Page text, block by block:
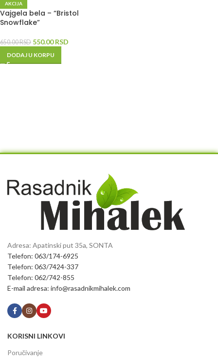
AKCIJA
Vajgela bela – “Bristol
Snowflake”
650.00RSD 550.00RSD
DODAJ U KORPU
Adresa: Apatinski put 35a, SONTA
Telefon: 063/174-6925
Telefon: 063/7424-337
Telefon: 062/742-855
E-mail adresa: info@rasadnikmihalek.com
KORISNI LINKOVI
Poručivanje